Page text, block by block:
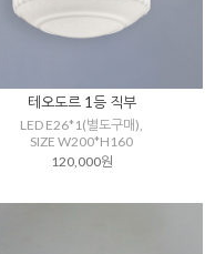
테오도르 1등 직부
LED E26*1(별도구매),
SIZE W200*H160
120,000원